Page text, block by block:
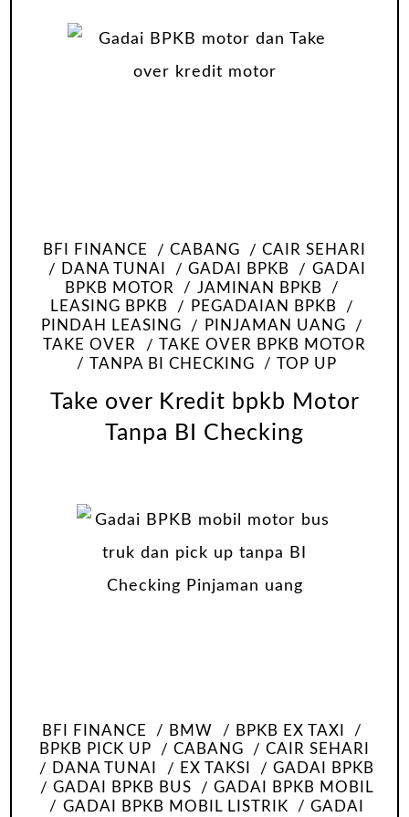
BFI FINANCE CABANG
CAIR SEHARI
DANA TUNAI
GADAI BPKB
GADAI
BPKB MOTOR
JAMINAN BPKB
LEASING BPKB
PEGADAIAN BPKB
PINDAH LEASING
PINJAMAN UANG
TAKE OVER
TAKE OVER BPKB MOTOR
TANPA BI CHECKING
TOP UP
Take over Kredit bpkb Motor
Tanpa BI Checking
BFI FINANCE BMW
BPKB EX TAXI
BPKB PICK UP
CABANG
CAIR SEHARI
DANA TUNAI
EX TAKSI
GADAI BPKB
GADAI BPKB BUS
GADAI BPKB MOBIL
GADAI BPKB MOBIL LISTRIK
GADAI